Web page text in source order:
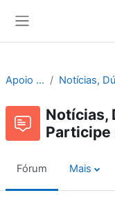
Apoio ao Moodle
Notícias,
Participe
Fórum Mais